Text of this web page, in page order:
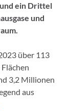
ein Drittel
und
über 113
3,2 Millionen
aus